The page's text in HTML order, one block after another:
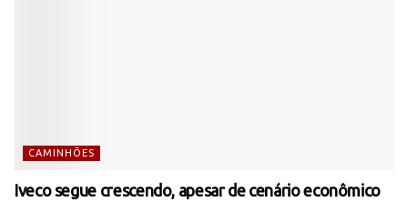
CAMINHÕES
Iveco segue crescendo, apesar de cenário econômico